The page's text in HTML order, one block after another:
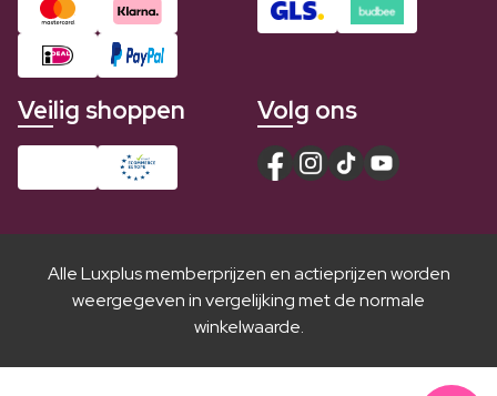
Veilig shoppen Volg ons
Alle Luxplus memberprijzen en actieprijzen worden
weergegeven in vergelijking met de normale
winkelwaarde.